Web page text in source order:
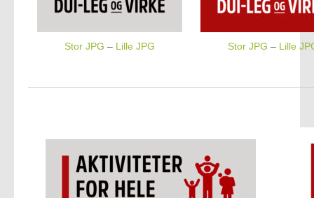
Stor JPG – Lille JPG Stor JPG – Lille